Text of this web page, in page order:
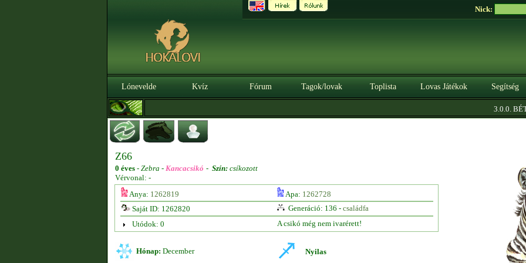
Nick:
Lónevelde Kvíz Fórum Tagok/lovak Toplista Lovas Játékok Segítség
3.0.0. BÉTA
Z66
0 éves - Zebra - Kancacsikó - Szín: csíkozott
Vérvonal: -
Anya: 1262819 Apa: 1262728
Saját ID: 1262820
Generáció: 136 - családfa
Utódok: 0
A csikó még nem ivarérett!
Hónap: December Nyilas